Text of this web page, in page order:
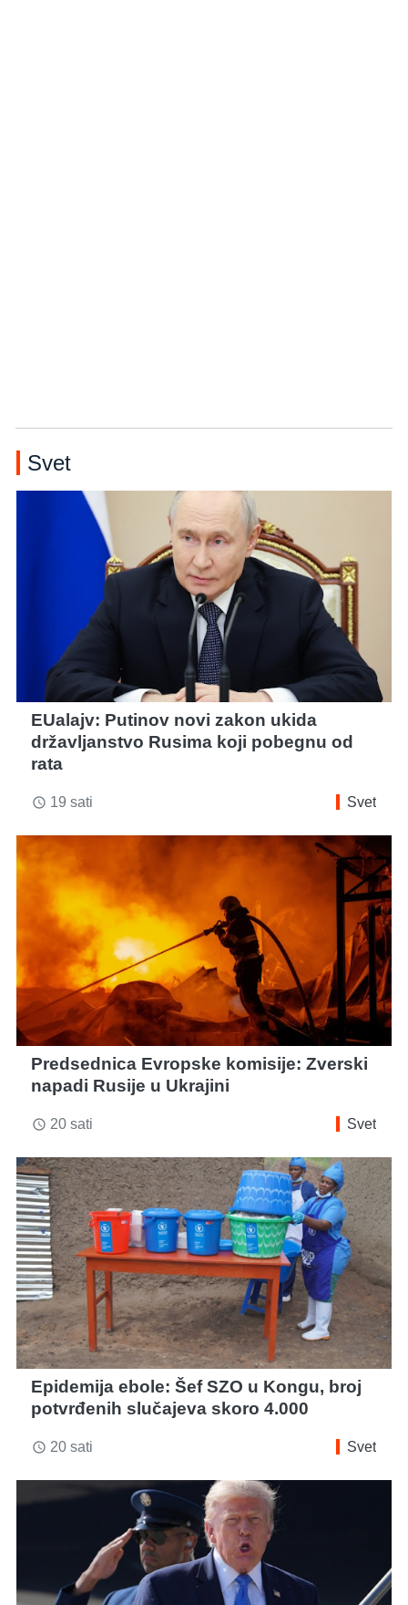
Svet
EUalajv: Putinov novi zakon ukida
državljanstvo Rusima koji pobegnu od
rata
access_time 19 sati Svet
Predsednica Evropske komisije: Zverski
napadi Rusije u Ukrajini
access_time 20 sati Svet
Epidemija ebole: Šef SZO u Kongu, broj
potvrđenih slučajeva skoro 4.000
access_time 20 sati Svet